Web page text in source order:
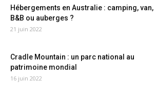
Hébergements en Australie : camping, van,
B&B ou auberges ?
21 juin 2022
Cradle Mountain : un parc national au
patrimoine mondial
16 juin 2022